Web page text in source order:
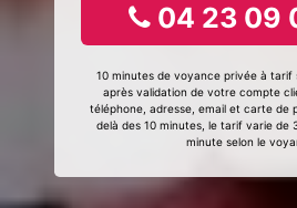
04 23 09
10 minutes de voyance privée à tarif
après validation de votre compte
téléphone, adresse, email et carte de
delà des 10 minutes, le tarif varie de
minute selon le